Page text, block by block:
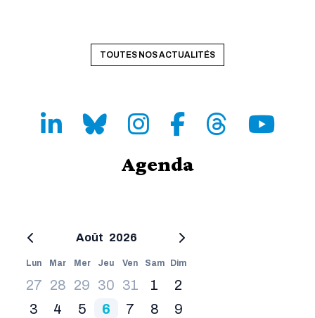
TOUTES NOS ACTUALITÉS
LinkedIn Bluesky InstagramFacebook Threads Youtube
Agenda
Août 2026
Lun Mar Mer Jeu Ven Sam Dim
27 28 29 30 31 1
2
3
4 5 6 7 8
9